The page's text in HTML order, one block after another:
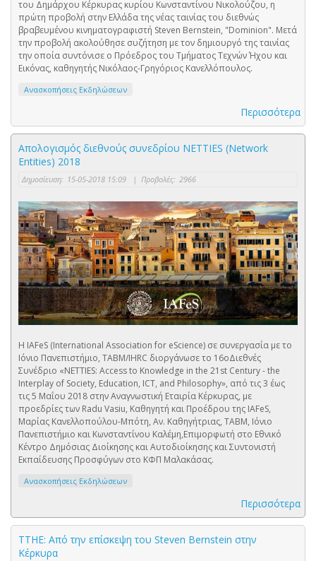
του Δημάρχου Κέρκυρας κυρίου Κωνσταντίνου Νικολούζου, η
πρώτη προβολή στην Ελλάδα της νέας ταινίας του διεθνώς
βραβευμένου κινηματογραφιστή Steven Bernstein, "Dominion". Μετά
την προβολή ακολούθησε συζήτηση με τον δημιουργό της ταινίας
την οποία συντόνισε ο Πρόεδρος του Τμήματος Τεχνών Ήχου και
Εικόνας, καθηγητής Νικόλαος-Γρηγόριος Κανελλόπουλος.
Ανασκοπήσεις Εκδηλώσεων
Περισσότερα
Απολογισμός διεθνούς συνεδρίου NETTIES (Network
Entities) 2018
Δημοσίευση: 15-05-2018 15:09 | Προβολές: 2966
Η IAFeS (International Association for eScience) σε συνεργασία με το
Ιόνιο Πανεπιστήμιο, ΤΑΒΜ/IHRC διοργάνωσε το 16οΔιεθνές
Συνέδριο «NETTIES: Access to Knowledge in the 21st Century - the
Interplay of Society, Education, ICT, and Philosophy», από τις 3 έως
τις 5 Μαΐου 2018 στην Αναγνωστική Εταιρία Κέρκυρας, με
προεδρίες των Radu Vasiu, Καθηγητή και Προέδρου της IAFeS,
Μαρίας Κανελλοπούλου-Μπότη, Αν. Καθηγήτριας, ΤΑΒΜ, Ιόνιο
Πανεπιστήμιο και Κωνσταντίνου Καλέμη,Επιμορφωτή στο Εθνικό
Κέντρο Δημόσιας Διοίκησης και Αυτοδιοίκησης και Συντονιστή
Εκπαίδευσης Προσφύγων στο ΚΦΠ Μαλακάσας.
Ανασκοπήσεις Εκδηλώσεων
Περισσότερα
ΤΤΗΕ: Από την επίσκεψη του Steven Bernstein στην
Κέρκυρα